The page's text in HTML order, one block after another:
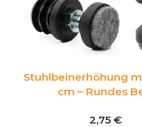
Stuhlbeinerhöhung
cm – Rundes
2,75€